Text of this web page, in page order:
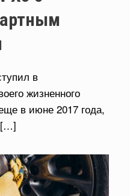
в
жизненного
в июне 2017 года,
[…]